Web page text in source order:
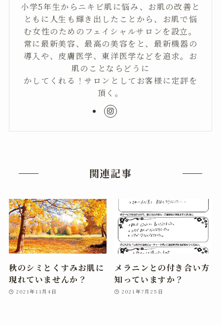
小学5年生からニキビ肌に悩み、お肌の改善と
ともに人生も輝き出したことから、お肌で悩
む女性のためのフェイシャルサロンを設立。
常に最新美容、最高の美容をと、最新機器の
導入や、皮膚医学、東洋医学などを追求。お
肌のことならどうに
かしてくれる！サロンとしてお客様に定評を
頂く。
関連記事
秋のシミとくすみお肌に
現れていませんか？
2021年11月4日
メラニンとの付き合い方
知っていますか？
2021年7月25日